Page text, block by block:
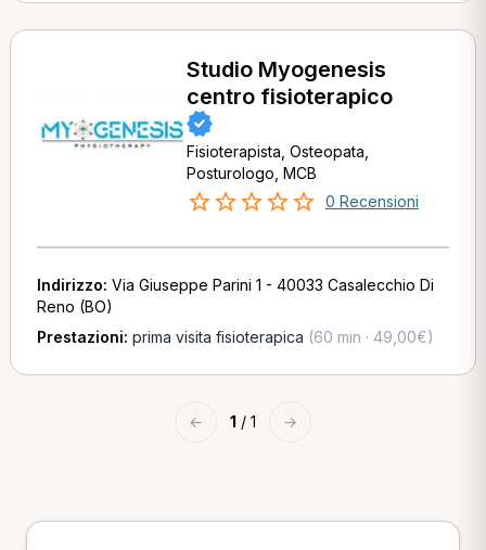
Studio Myogenesis
centro fisioterapico
Fisioterapista, Osteopata,
Posturologo, MCB
0 Recensioni
Indirizzo: Via Giuseppe Parini 1 - 40033 Casalecchio Di
Reno (BO)
Prestazioni: prima visita fisioterapica (60 min · 49,00€)
← 1 / 1 →